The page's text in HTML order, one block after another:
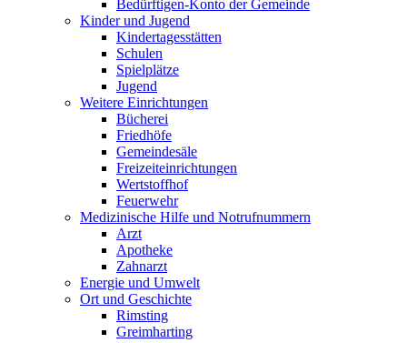
Bedürftigen-Konto der Gemeinde
Kinder und Jugend
Kindertagesstätten
Schulen
Spielplätze
Jugend
Weitere Einrichtungen
Bücherei
Friedhöfe
Gemeindesäle
Freizeiteinrichtungen
Wertstoffhof
Feuerwehr
Medizinische Hilfe und Notrufnummern
Arzt
Apotheke
Zahnarzt
Energie und Umwelt
Ort und Geschichte
Rimsting
Greimharting